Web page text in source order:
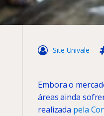
Site Univale
Embora o
áreas ainda
realizada pela